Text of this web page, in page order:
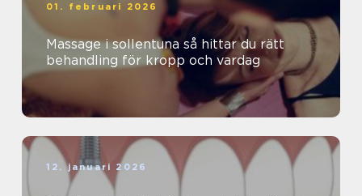
01. februari 2026
Massage i sollentuna så hittar du rätt
behandling för kropp och vardag
12. januari 2026